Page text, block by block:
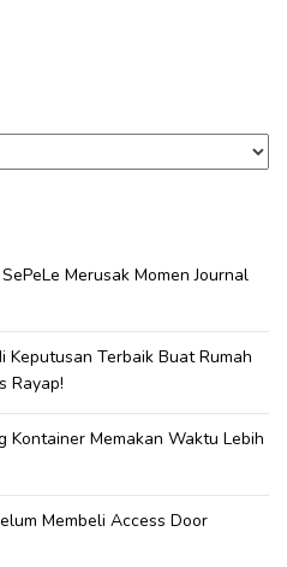
Merusak Momen Journal
Keputusan Terbaik Buat Rumah
Rayap!
Kontainer Memakan Waktu Lebih
Membeli Access Door